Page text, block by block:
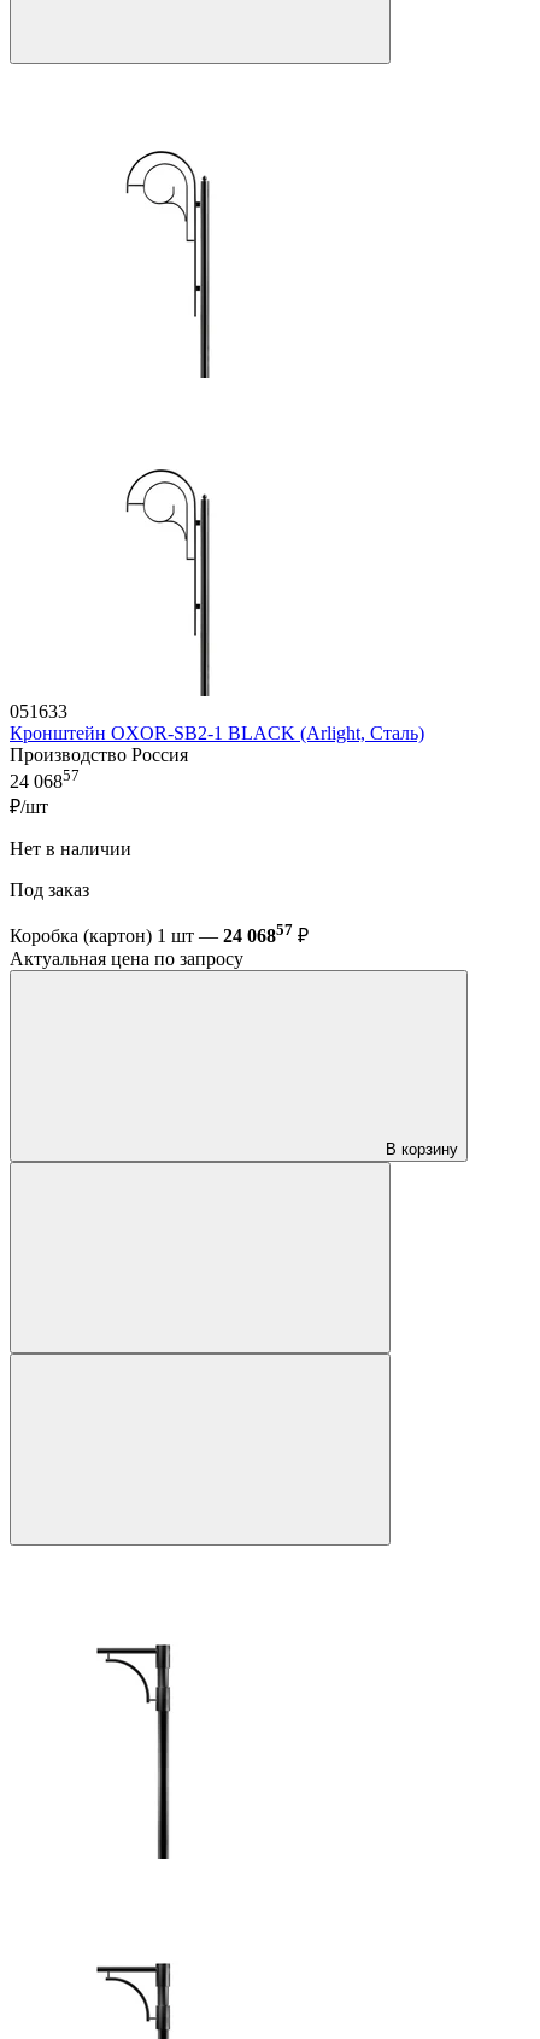
051633
Кронштейн OXOR-SB2-1 BLACK (Arlight, Сталь)
Производство Россия
24 06857
₽/шт
Нет в наличии
Под заказ
Коробка (картон) 1 шт — 24 06857 ₽
Актуальная цена по запросу
В корзину